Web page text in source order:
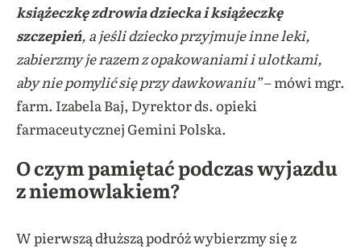
książeczkę zdrowia dziecka i książeczkę
szczepień, a jeśli dziecko przyjmuje inne leki,
zabierzmy je razem z opakowaniami i ulotkami,
aby nie pomylić się przy dawkowaniu”– mówimgr.
farm. Izabela Baj, Dyrektor ds. opieki
farmaceutycznej Gemini Polska.
O czym pamiętać podczas wyjazdu
z niemowlakiem?
W pierwszą dłuższą podróż wybierzmy się z